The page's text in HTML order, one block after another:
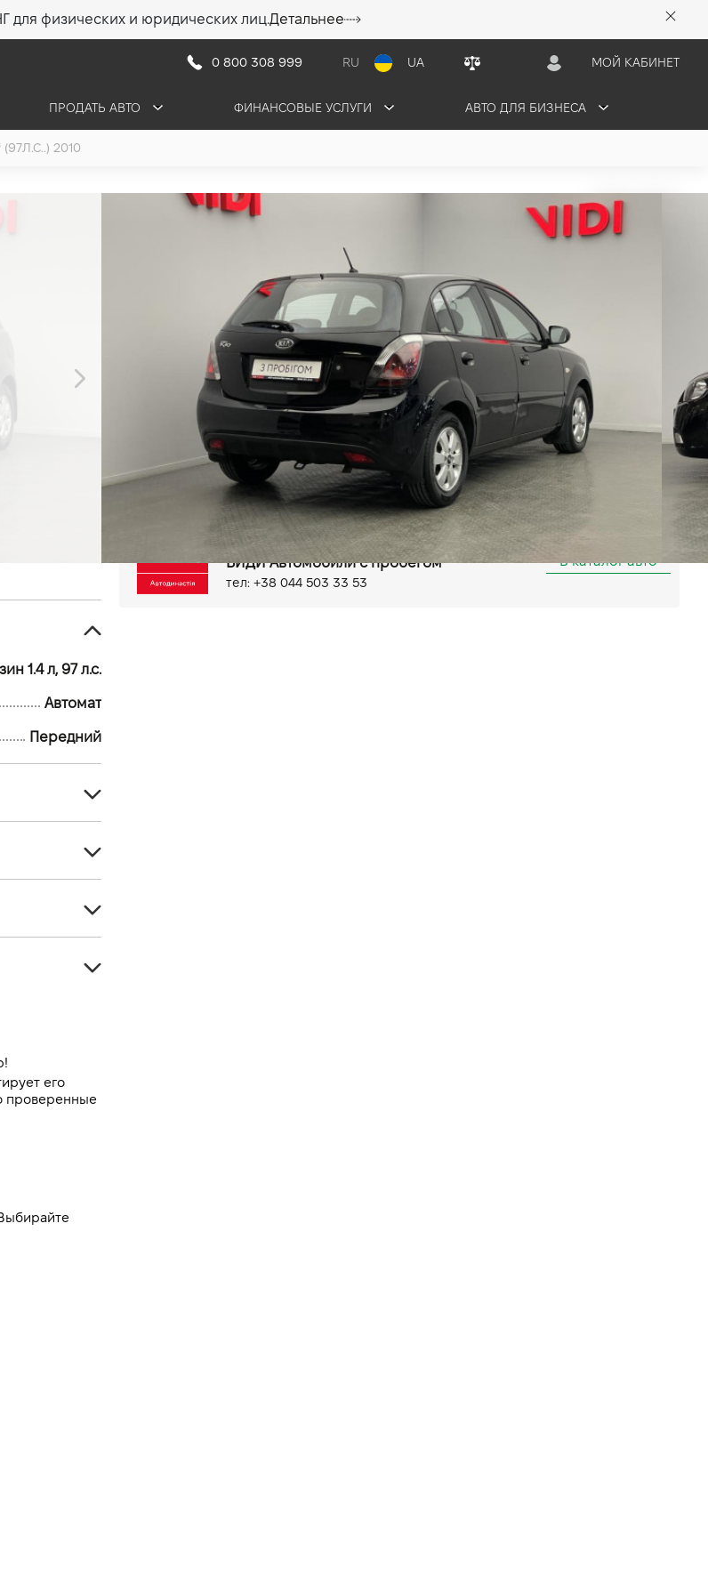
для физических и юридических лиц.Детальнее
0 800 308 999 RU UA МОЙ КАБИНЕТ
ПРОДАТЬ АВТО ФИНАНСОВЫЕ УСЛУГИ АВТО ДЛЯ БИЗНЕСА
2010
Kia Rio
240 000 грн•3 433 грн/мес
ПРОДАНО
Бензин, 1.4 л Автомат Передний
Центральний замок
Бортовий комп'ютер
Електропривід дзеркал
Мультифункціональне кермо
Тоновані вікна
AUX
Протитуманні фари
Киев, ул. Большая Кольцевая, 58
ВИДИ Автомобили с пробегом
тел: +38 044 503 33 53
В каталог авто
1.4 л, 97 л.с.
Автомат
Передний
его
проверенные